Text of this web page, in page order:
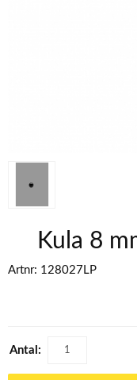
Kula 8
Artnr: 128027LP
Antal: